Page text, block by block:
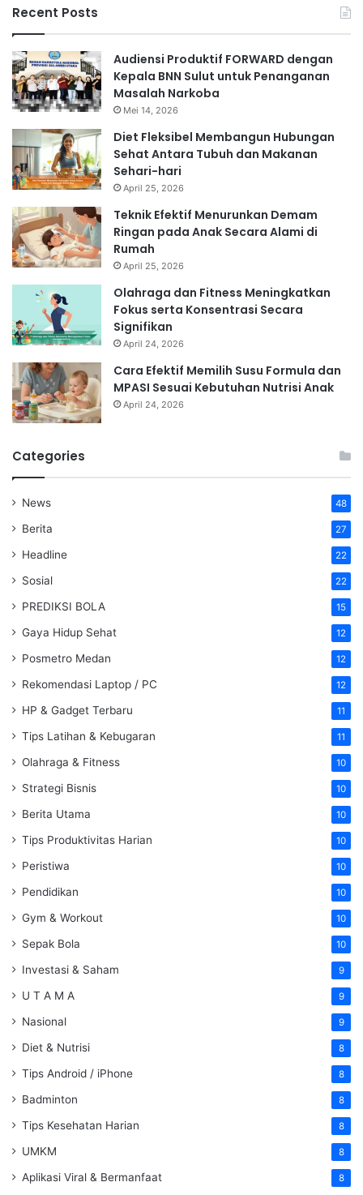
Recent Posts
Audiensi Produktif FORWARD dengan
Kepala BNN Sulut untuk Penanganan
Masalah Narkoba
Mei 14, 2026
Diet Fleksibel Membangun Hubungan
Sehat Antara Tubuh dan Makanan
Sehari-hari
April 25, 2026
Teknik Efektif Menurunkan Demam
Ringan pada Anak Secara Alami di
Rumah
April 25, 2026
Olahraga dan Fitness Meningkatkan
Fokus serta Konsentrasi Secara
Signifikan
April 24, 2026
Cara Efektif Memilih Susu Formula dan
MPASI Sesuai Kebutuhan Nutrisi Anak
April 24, 2026
Categories
News 48
Berita 27
Headline 22
Sosial 22
PREDIKSI BOLA 15
Gaya Hidup Sehat 12
Posmetro Medan 12
Rekomendasi Laptop / PC 12
HP & Gadget Terbaru 11
Tips Latihan & Kebugaran 11
Olahraga & Fitness 10
Strategi Bisnis 10
Berita Utama 10
Tips Produktivitas Harian 10
Peristiwa 10
Pendidikan 10
Gym & Workout 10
Sepak Bola 10
Investasi & Saham 9
U T A M A 9
Nasional 9
Diet & Nutrisi 8
Tips Android / iPhone 8
Badminton 8
Tips Kesehatan Harian 8
UMKM 8
Aplikasi Viral & Bermanfaat 8